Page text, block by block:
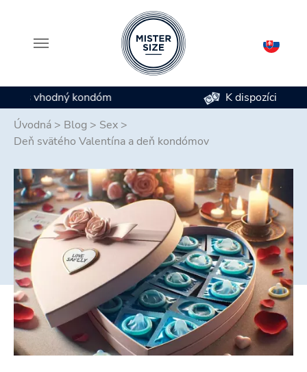
Skip to main content
K dispozícii je 7 veľkostí kondómov
Úvodná > Blog > Sex >
Deň svätého Valentína a deň kondómov